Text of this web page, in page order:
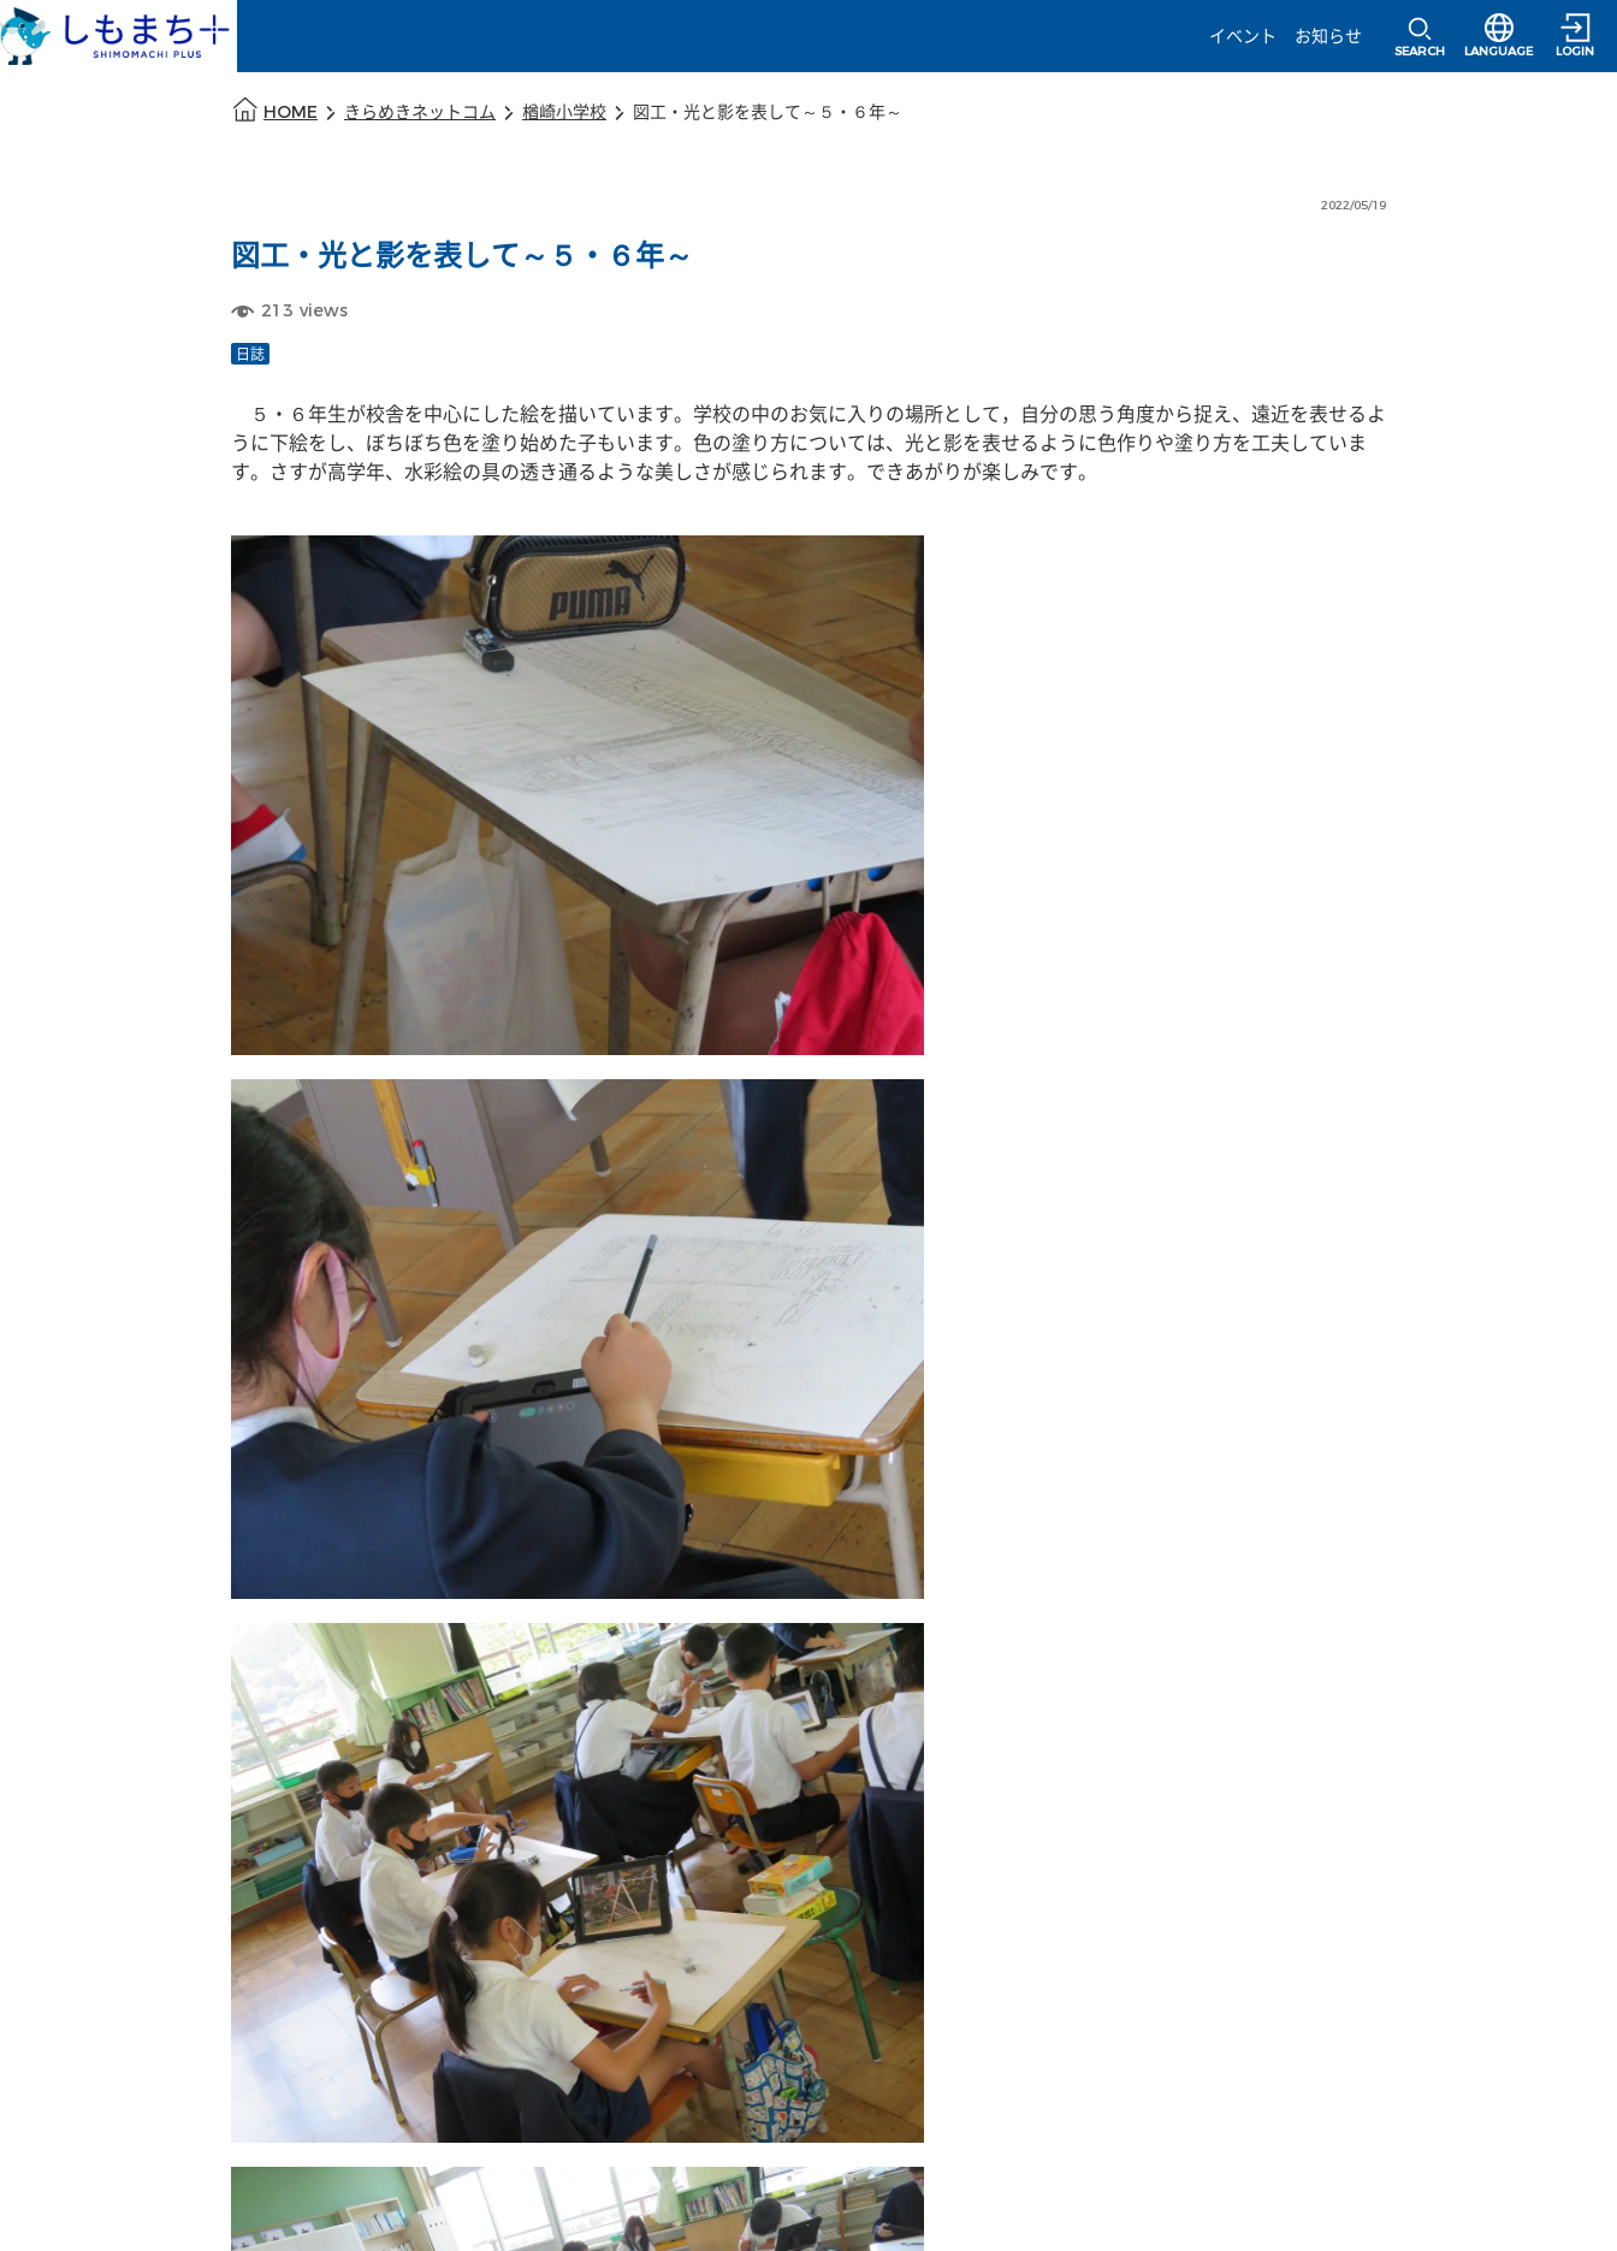
イベント
お知らせ
SEARCH
選択すると言語
LANGUAGE LOGIN
HOME きらめきネットコム 楢崎小学校 図工・光と影を表して～５・６年～
2022/05/19
図工・光と影を表して～５・６年～
213 views
日誌
５・６年生が校舎を中心にした絵を描いています。学校の中のお気に入りの場所として，自分の思う角度から捉え、遠近を表せるよ
うに下絵をし、ぼちぼち色を塗り始めた子もいます。色の塗り方については、光と影を表せるように色作りや塗り方を工夫していま
す。さすが高学年、水彩絵の具の透き通るような美しさが感じられます。できあがりが楽しみです。